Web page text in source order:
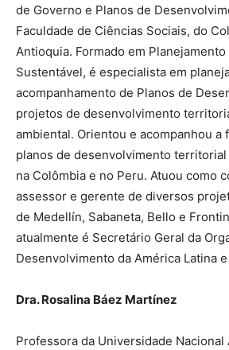
de Governo e Planos de
Faculdade de Ciências Sociais, do
Antioquia. Formado em
Sustentável, é especialista em
acompanhamento de Planos de
projetos de desenvolvimento
ambiental. Orientou e acompanhou a
planos de desenvolvimento
na Colômbia e no Peru. Atuou como
assessor e gerente de diversos
de Medellín, Sabaneta, Bello e
atualmente é Secretário Geral da
Desenvolvimento da América Latina
Dra. Rosalina Báez Martínez
Professora da Universidade Nacional